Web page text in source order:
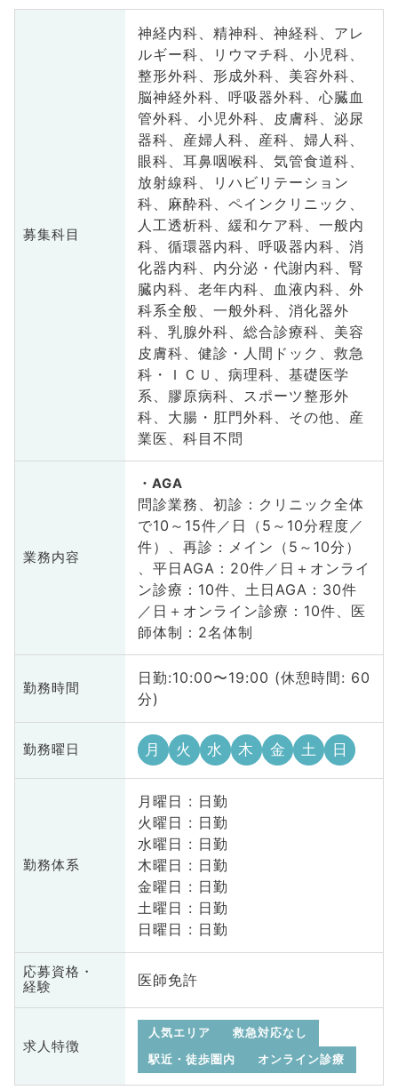
募集科目
神経内科、精神科、神経科、アレ
ルギー科、リウマチ科、小児科、
整形外科、形成外科、美容外科、
脳神経外科、呼吸器外科、心臓血
管外科、小児外科、皮膚科、泌尿
器科、産婦人科、産科、婦人科、
眼科、耳鼻咽喉科、気管食道科、
放射線科、リハビリテーション
科、麻酔科、ペインクリニック、
人工透析科、緩和ケア科、一般内
科、循環器内科、呼吸器内科、消
化器内科、内分泌・代謝内科、腎
臓内科、老年内科、血液内科、外
科系全般、一般外科、消化器外
科、乳腺外科、総合診療科、美容
皮膚科、健診・人間ドック、救急
科・ＩＣＵ、病理科、基礎医学
系、膠原病科、スポーツ整形外
科、大腸・肛門外科、その他、産
業医、科目不問
業務内容
AGA
問診業務、初診：クリニック全体
で10～15件／日（5～10分程度／
件）、再診：メイン（5～10分）
、平日AGA：20件／日＋オンライ
ン診療：10件、土日AGA：30件
／日＋オンライン診療：10件、医
師体制：2名体制
勤務時間
日勤:10:00〜19:00 (休憩時間: 60
分)
勤務曜日 月 火 水 木 金 土 日
勤務体系
月曜日 : 日勤
火曜日 : 日勤
水曜日 : 日勤
木曜日 : 日勤
金曜日 : 日勤
土曜日 : 日勤
日曜日 : 日勤
応募資格・
経験
医師免許
求人特徴
人気エリア
救急対応なし
駅近・徒歩圏内
オンライン診療